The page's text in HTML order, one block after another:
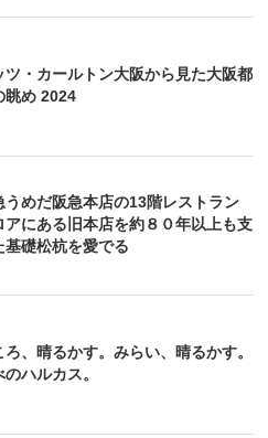
ツ・カールトン大阪から見た大阪都
眺め 2024
うめだ阪急本店の13階レストラン
アにある旧本店を約８０年以上も支
基礎松杭を愛でる
ろ、晴るかす。みらい、晴るかす。
のハルカス。